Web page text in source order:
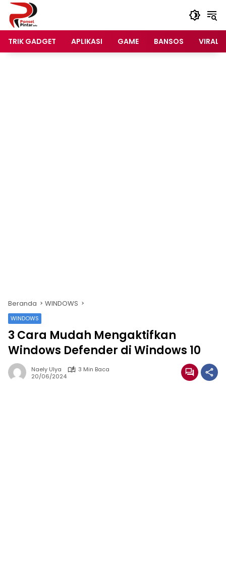
Langsung
konten
TRIK GADGET
APLIKASI GAME BANSOS VIRAL
Beranda WINDOWS
WINDOWS
3 Cara Mudah Mengaktifkan
Windows Defender di Windows 10
Naely Ulya
3 Min Baca
20/06/2024